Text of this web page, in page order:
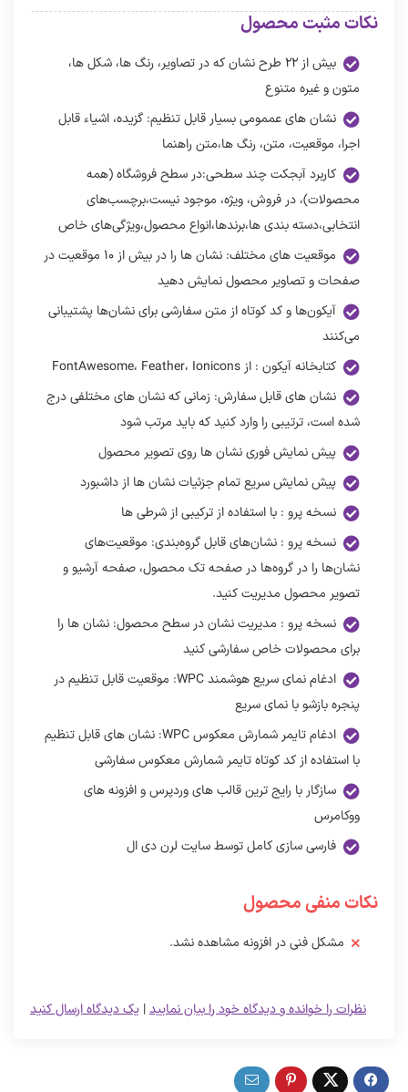
نکات مثبت محصول
بیش از ۲۲ طرح نشان که در تصاویر، رنگ ها، شکل ها،
متون و غیره متنوع
نشان های عممومی بسیار قابل تنظیم: گزیده، اشیاء قابل
اجرا، موقعیت، متن، رنگ ها،متن راهنما
کاربرد آبجکت چند سطحی:در سطح فروشگاه (همه
محصولات)، در فروش، ویژه، موجود نیست،برچسب‌های
انتخابی،دسته‌ بندی ها،برندها،انواع محصول،ویژگی‌های خاص
موقعیت های مختلف: نشان ها را در بیش از ۱۰ موقعیت در
صفحات و تصاویر محصول نمایش دهید
آیکون‌ها و کد کوتاه از متن سفارشی برای نشان‌ها پشتیبانی
می‌کنند
کتابخانه آیکون : از FontAwesome، Feather، Ionicons
نشان های قابل سفارش: زمانی که نشان های مختلفی درج
شده است، ترتیبی را وارد کنید که باید مرتب شود
پیش نمایش فوری نشان ها روی تصویر محصول
پیش نمایش سریع تمام جزئیات نشان ها از داشبورد
نسخه پرو : با استفاده از ترکیبی از شرطی ها
نسخه پرو : نشان‌های قابل گروه‌بندی: موقعیت‌های
نشان‌ها را در گروه‌ها در صفحه تک محصول، صفحه آرشیو و
تصویر محصول مدیریت کنید.
نسخه پرو : مدیریت نشان در سطح محصول: نشان ها را
برای محصولات خاص سفارشی کنید
ادغام نمای سریع هوشمند WPC: موقعیت قابل تنظیم در
پنجره بازشو با نمای سریع
ادغام تایمر شمارش معکوس WPC: نشان های قابل تنظیم
با استفاده از کد کوتاه تایمر شمارش معکوس سفارشی
سازگار با رایج ترین قالب های وردپرس و افزونه های
ووکامرس
فارسی سازی کامل توسط سایت لرن دی ال
نکات منفی محصول
مشکل فنی در افزونه مشاهده نشد.
یک دیدگاه ارسال کنید |نظرات را خوانده و دیدگاه خود را بیان نمایید